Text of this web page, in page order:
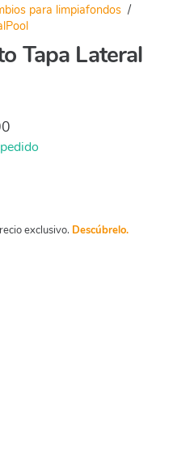
para limpiafondos /
Tapa Lateral
exclusivo. Descúbrelo.